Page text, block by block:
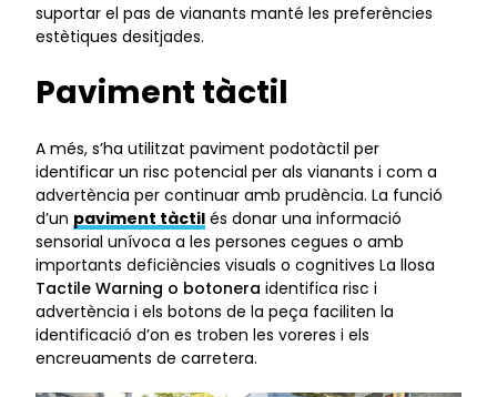
suportar el pas de vianants manté les preferències
estètiques desitjades.
Paviment tàctil
A més, s’ha utilitzat paviment podotàctil per
identificar un risc potencial per als vianants i com a
advertència per continuar amb prudència. La funció
d’un paviment tàctil és donar una informació
sensorial unívoca a les persones cegues o amb
importants deficiències visuals o cognitives La llosa
Tactile Warning o botonera identifica risc i
advertència i els botons de la peça faciliten la
identificació d’on es troben les voreres i els
encreuaments de carretera.